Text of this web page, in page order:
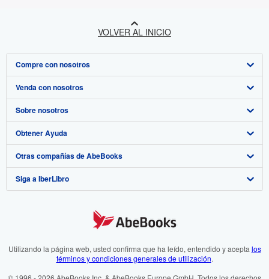
VOLVER AL INICIO
Compre con nosotros
Búsqueda avanzada
Colecciones
Mi cuenta
Mis pedidos
Ver carrito
Venda con nosotros
Comenzar a vender
Únase a nuestro programa de afiliados
Recomiende un vendedor
Sobre nosotros
Sobre IberLibro
Medios
Empleo
Preferencias de cookies
Aviso de cookies
Obtener Ayuda
Preguntas frecuentes y guías
Atención al Cliente
Otras compañías de AbeBooks
AbeBooks.com
AbeBooks.fr
Siga a IberLibro
Utilizando la página web, usted confirma que ha leído, entendido y acepta los
términos y condiciones generales de utilización.